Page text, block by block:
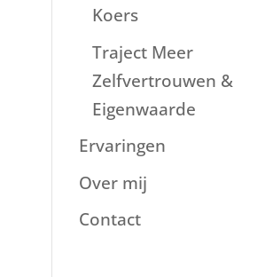
Koers
Traject Meer
Zelfvertrouwen &
Eigenwaarde
Ervaringen
Over mij
Contact